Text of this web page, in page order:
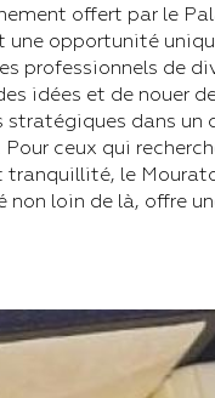
offert par le
une opportunité
professionnels de
idées et de nouer
dans un
Pour ceux qui
tranquillité, le
non loin de là, offre